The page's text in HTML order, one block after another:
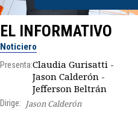
EL INFORMATIVO
Noticiero
Presenta:Claudia Gurisatti -
Jason Calderón -
Jefferson Beltrán
Dirige: Jason Calderón